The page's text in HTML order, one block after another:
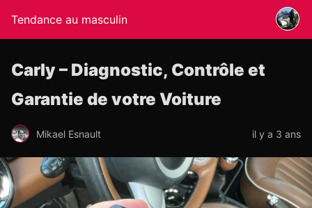
Tendance au masculin
Carly – Diagnostic, Contrôle et
Garantie de votre Voiture
Mikael Esnault il y a 3 ans